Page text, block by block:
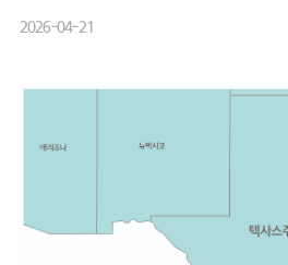
2026-04-21